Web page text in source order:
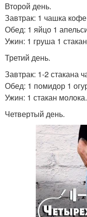
Второй день.
Завтрак: 1 чашка
Обед: 1 яйцо 1
Ужин: 1 груша 1
Третий день.
Завтрак: 1-2 стакана
Обед: 1 помидор 1
Ужин: 1 стакан молока.
Четвертый день.